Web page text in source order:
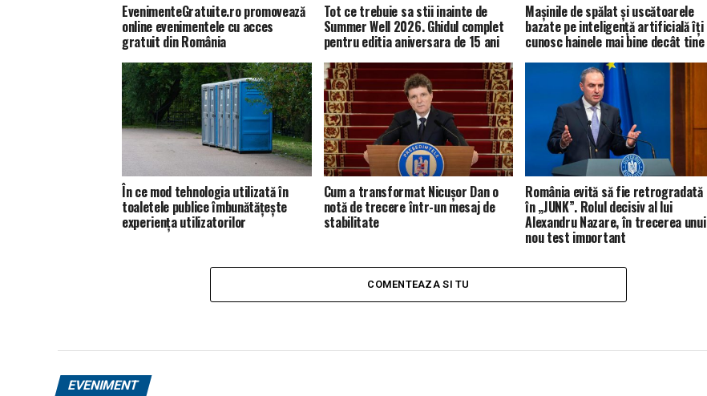
EvenimenteGratuite.ro promovează
online evenimentele cu acces
gratuit din România
Tot ce trebuie sa stii inainte de
Summer Well 2026. Ghidul complet
pentru editia aniversara de 15 ani
Mașinile de spălat și uscătoarele
bazate pe inteligență artificială îți
cunosc hainele mai bine decât tine
În ce mod tehnologia utilizată în
toaletele publice îmbunătățește
experiența utilizatorilor
Cum a transformat Nicușor Dan o
notă de trecere într-un mesaj de
stabilitate
România evită să fie retrogradată
în „JUNK”. Rolul decisiv al lui
Alexandru Nazare, în trecerea unui
nou test important
COMENTEAZA SI TU
EVENIMENT